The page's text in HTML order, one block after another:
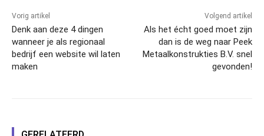
Vorig artikel
Denk aan deze 4 dingen
wanneer je als regionaal
bedrijf een website wil laten
maken
Volgend artikel
Als het écht goed moet zijn
dan is de weg naar Peek
Metaalkonstrukties B.V. snel
gevonden!